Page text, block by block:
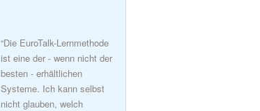
“Die EuroTalk-Lernmethode
ist eine der - wenn nicht der
besten - erhältlichen
Systeme. Ich kann selbst
nicht glauben, welch